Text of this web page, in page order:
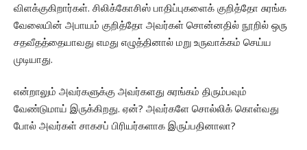
விளக்குகிறார்கள். சிலிக்கோசிஸ் பாதிப்புகளைக் குறித்தோ சுரங்க
வேலையின் அபாயம் குறித்தோ அவர்கள் சொன்னதில் நூறில் ஒரு
சதவீதத்தையாவது எமது எழுத்தினால் மறு உருவாக்கம் செய்ய
முடியாது.
என்றாலும் அவர்களுக்கு அவர்களது சுரங்கம் திரும்பவும்
வேண்டுமாய் இருக்கிறது. ஏன்? அவர்களே சொல்லிக் கொள்வது
போல் அவர்கள் சாகசப் பிரியர்களாக இருப்பதினாலா?